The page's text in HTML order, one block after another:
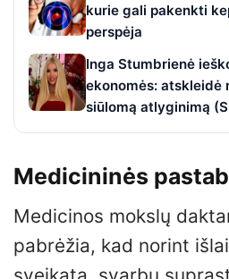
kurie gali pakenkti
perspėja
Inga Stumbrienė
ekonomės: atskleidė
siūlomą atlyginimą
Medicininės
Medicinos mokslų
pabrėžia, kad norint